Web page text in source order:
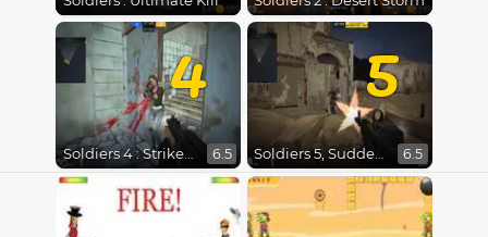
4
Soldiers 4 : Strike Back 6.5
5
Soldiers 5, Sudden Shot 6.5